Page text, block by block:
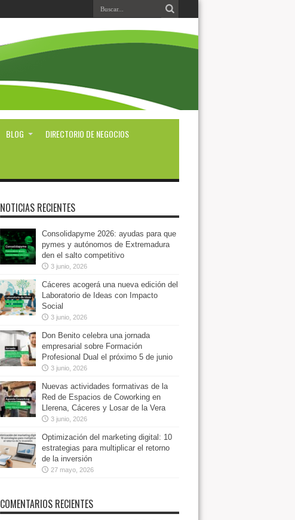
BLOG DIRECTORIO DE NEGOCIOS
NOTICIAS RECIENTES
Consolidapyme 2026: ayudas para que
pymes y autónomos de Extremadura
den el salto competitivo
3 junio, 2026
Cáceres acogerá una nueva edición del
Laboratorio de Ideas con Impacto
Social
3 junio, 2026
Don Benito celebra una jornada
empresarial sobre Formación
Profesional Dual el próximo 5 de junio
3 junio, 2026
Nuevas actividades formativas de la
Red de Espacios de Coworking en
Llerena, Cáceres y Losar de la Vera
3 junio, 2026
Optimización del marketing digital: 10
estrategias para multiplicar el retorno
de la inversión
27 mayo, 2026
COMENTARIOS RECIENTES